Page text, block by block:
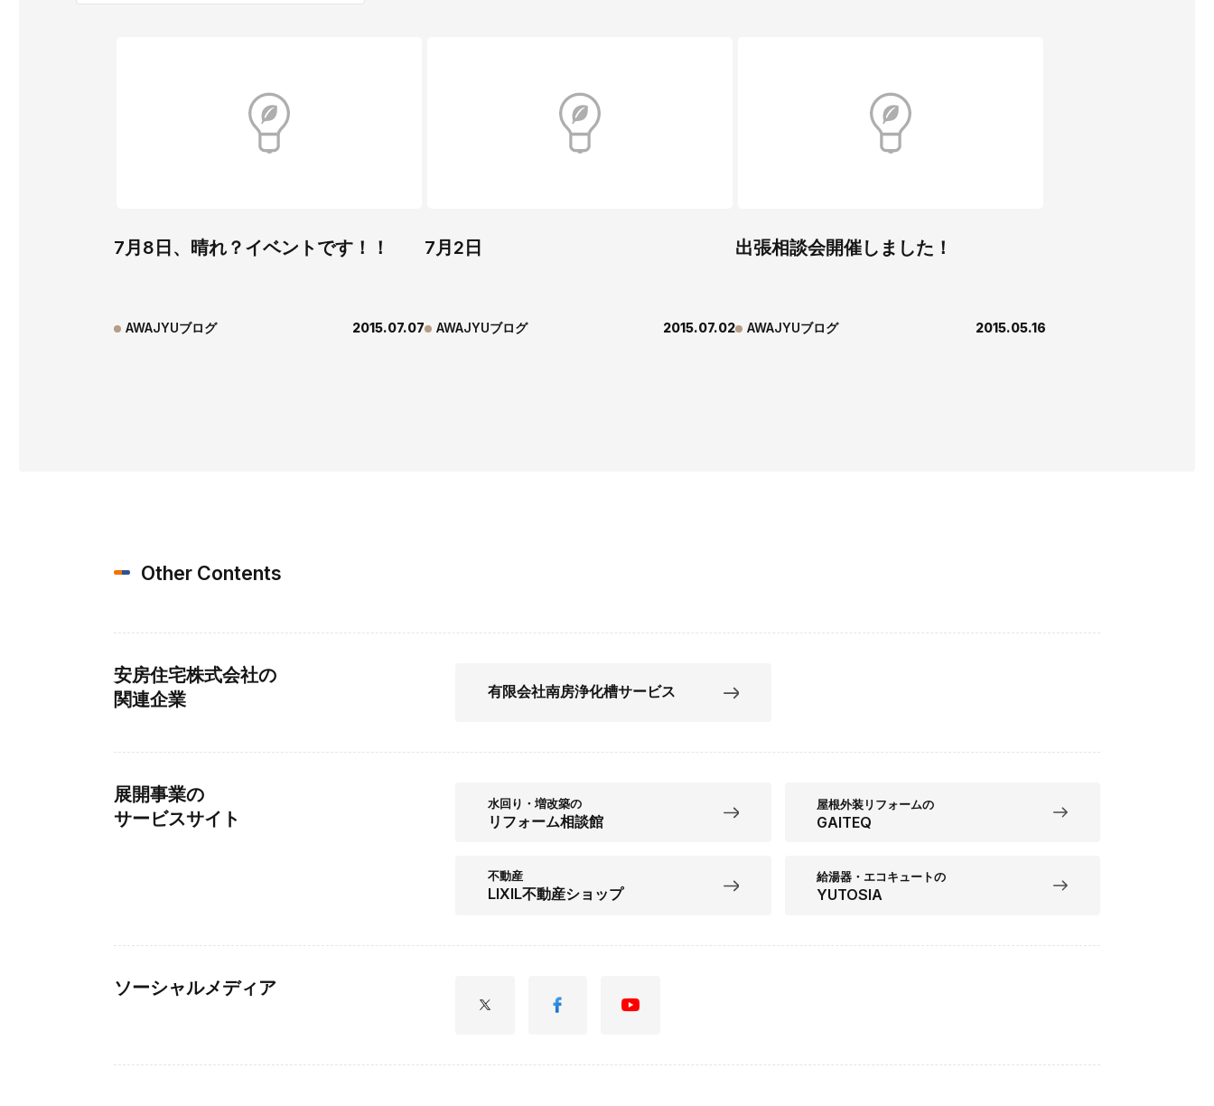
7月8日、晴れ？イベントです！！
AWAJYUブログ 2015.07.07
7月2日
AWAJYUブログ 2015.07.02
出張相談会開催しました！
AWAJYUブログ 2015.05.16
Other Contents
安房住宅株式会社の
関連企業
有限会社南房浄化槽サービス
展開事業の
サービスサイト
水回り・増改築の
リフォーム相談館
屋根外装リフォームの
GAITEQ
不動産
LIXIL不動産ショップ
給湯器・エコキュートの
YUTOSIA
ソーシャルメディア